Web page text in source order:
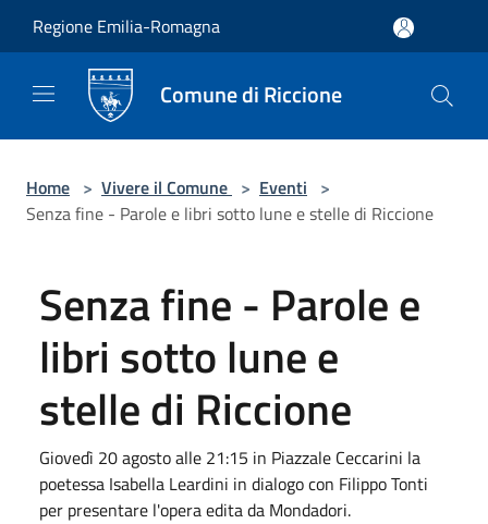
Regione Emilia-Romagna
Comune di Riccione
Home > Vivere il Comune > Eventi >
Senza fine - Parole e libri sotto lune e stelle di Riccione
Senza fine - Parole e
libri sotto lune e
stelle di Riccione
Giovedì 20 agosto alle 21:15 in Piazzale Ceccarini la
poetessa Isabella Leardini in dialogo con Filippo Tonti
per presentare l'opera edita da Mondadori.